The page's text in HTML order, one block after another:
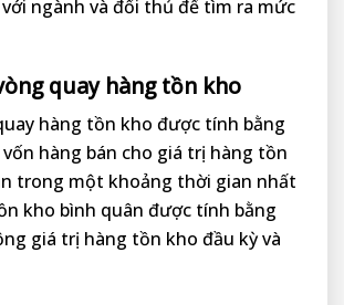
ngành và đối thủ để tìm ra mức
quay hàng tồn kho
hàng tồn kho được tính bằng
vốn hàng bán cho giá trị hàng tồn
trong một khoảng thời gian nhất
kho bình quân được tính bằng
giá trị hàng tồn kho đầu kỳ và